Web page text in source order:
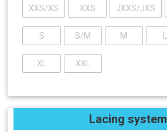
XXS/XS XXS JXXS/JXS
S S/M M
XL XXL
Lacing system